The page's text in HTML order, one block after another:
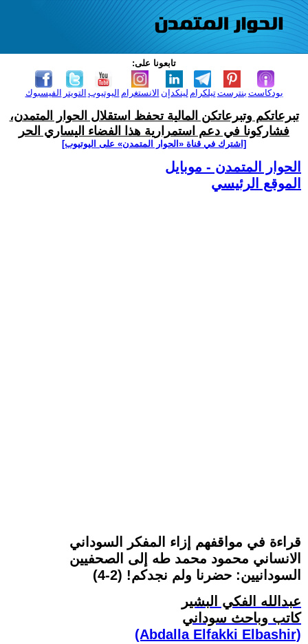
تابعونا على:
الفيسبوك التويتر اليوتيوب الانستغرام لينكدإن تيلكرامبنترست بودكاست
تبرعاتكم وتبرعاتكن المالية تحفظ استقلال الحوار المتمدن،
فشاركونا في دعم استمرارية هذا الفضاء اليساري الحر
[اشترك في قناة ‫«الحوار المتمدن» على اليوتيوب]
الحوار المتمدن - موبايل
الموقع الرئيسي
قراءة في مواقفهم إزاء المفكر السوداني
الانساني محمود محمد طه إلى الصحفيين
السودانيين: حضرنا ولم نجدكم! (2-4)
عبدالله الفكي البشير
كاتب وباحث سوداني
(Abdalla Elfakki Elbashir)